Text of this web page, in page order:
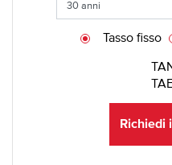
Tasso fisso
Richiedi